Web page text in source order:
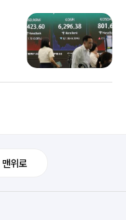
맨위로